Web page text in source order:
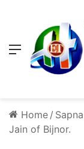
Menu
Home /
Jain of Bijnor.